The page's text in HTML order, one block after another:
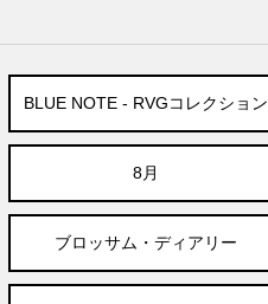
BLUE NOTE - RVGコレクション
8月
ブロッサム・ディアリー